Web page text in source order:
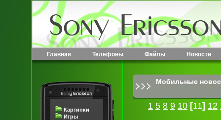
Главная Телефоны Файлы Новости
Картинки
Игры
Мобильные
1 5 8 9 10 [11] 12